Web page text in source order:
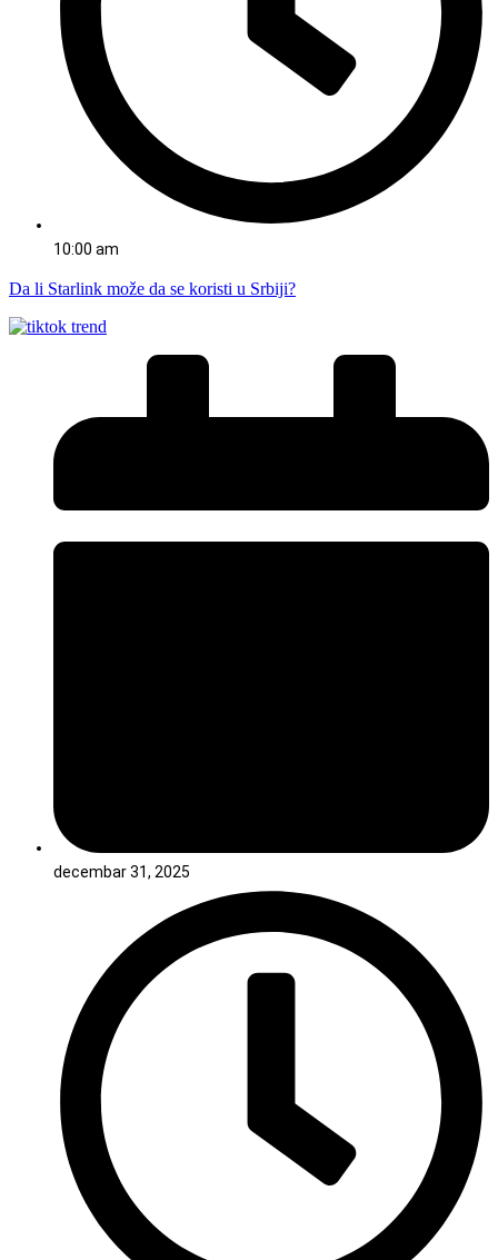
10:00 am
Da li Starlink može da se koristi u Srbiji?
decembar 31, 2025